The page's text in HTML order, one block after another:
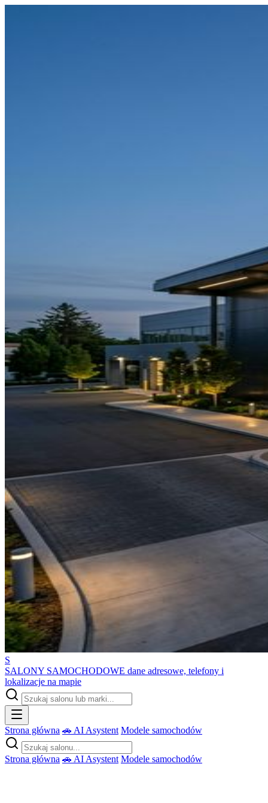
S
SALONY SAMOCHODOWE dane adresowe, telefony i
lokalizacje na mapie
Strona główna 🚗 AI Asystent Modele samochodów
Strona główna 🚗 AI Asystent Modele samochodów